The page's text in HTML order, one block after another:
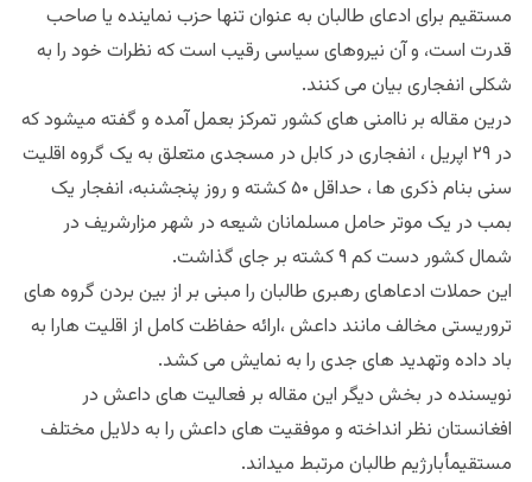
مستقیم برای ادعای طالبان به عنوان تنها حزب نماینده یا صاحب
قدرت است، و آن نیروهای سیاسی رقیب است که نظرات خود را به
شکلی انفجاری بیان می کنند.
درین مقاله بر ناامنی های کشور تمرکز بعمل آمده و گفته میشود که
در ۲۹ اپریل ، انفجاری در کابل در مسجدی متعلق به یک گروه اقلیت
سنی بنام ذکری ها ، حداقل ۵۰ کشته و روز پنجشنبه، انفجار یک
بمب در یک موتر حامل مسلمانان شیعه در شهر مزارشریف در
شمال کشور دست کم ۹ کشته بر جای گذاشت.
این حملات ادعاهای رهبری طالبان را مبنی بر از بین بردن گروه های
تروریستی مخالف مانند داعش ،ارائه حفاظت کامل از اقلیت هارا به
باد داده وتهدید های جدی را به نمایش می کشد.
نویسنده در بخش دیگر این مقاله بر فعالیت های داعش در
افغانستان نظر انداخته و موفقیت های داعش را به دلایل مختلف
مستقیمأبارژیم طالبان مرتبط میداند.